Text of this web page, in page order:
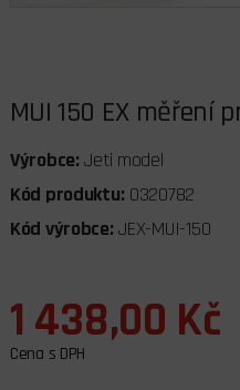
MUI 150 EX měření
Výrobce: Jeti model
Kód produktu: 0320782
Kód výrobce: JEX-MUI-150
1 438,00 Kč
Cena s DPH